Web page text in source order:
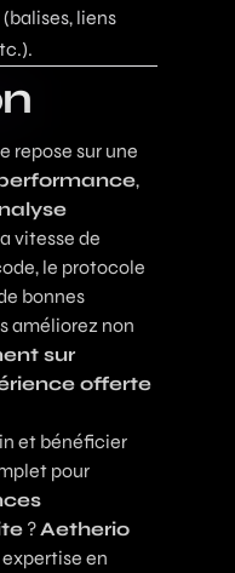
liens
repose sur une
,
vitesse de
le protocole
bonnes
améliorez non
sur
offerte
et bénéficier
pour
? Aetherio
en